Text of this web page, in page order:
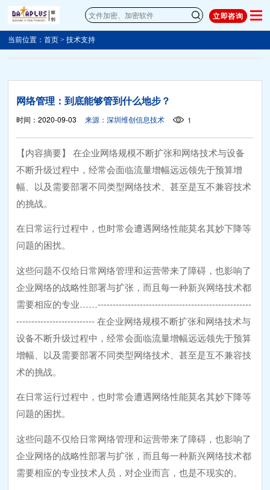
立即咨询
当前位置：首页 >技术支持
网络管理：到底能够管到什么地步？
时间：2020-09-03 来源：深圳维创信息技术 1
【内容摘要】 在企业网络规模不断扩张和网络技术与设备
不断升级过程中，经常会面临流量增幅远远领先于预算增
幅、以及需要部署不同类型网络技术、甚至是互不兼容技术
的挑战。
在日常运行过程中，也时常会遭遇网络性能莫名其妙下降等
问题的困扰。
这些问题不仅给日常网络管理和运营带来了障碍，也影响了
企业网络的战略性部署与扩张，而且每一种新兴网络技术都
需要相应的专业……---------------------------------------------------
-------------------------- 在企业网络规模不断扩张和网络技术与
设备不断升级过程中，经常会面临流量增幅远远领先于预算
增幅、以及需要部署不同类型网络技术、甚至是互不兼容技
术的挑战。
在日常运行过程中，也时常会遭遇网络性能莫名其妙下降等
问题的困扰。
这些问题不仅给日常网络管理和运营带来了障碍，也影响了
企业网络的战略性部署与扩张，而且每一种新兴网络技术都
需要相应的专业技术人员，对企业而言，也是不现实的。